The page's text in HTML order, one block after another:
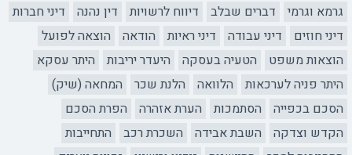
גרמא וגרמי
דברים שבלב דיווח לרשויות דין נהנה
דיני חברות
דיני חוזים
דיני עבודה דיני ראיות הודאה
הוצאה לפועל
הוצאות משפט
הטעיה בעסקה היעדר יריבות
היתר עסקא
היתר פניה לערכאות
הלוואה הלנת שכר
המחאה (שיק)
הסכם בכפייה
הסתמכות הערת אזהרה
הפרת הסכם
הקדש וצדקה
השבת אבידה השכרת רכב
התחייבות